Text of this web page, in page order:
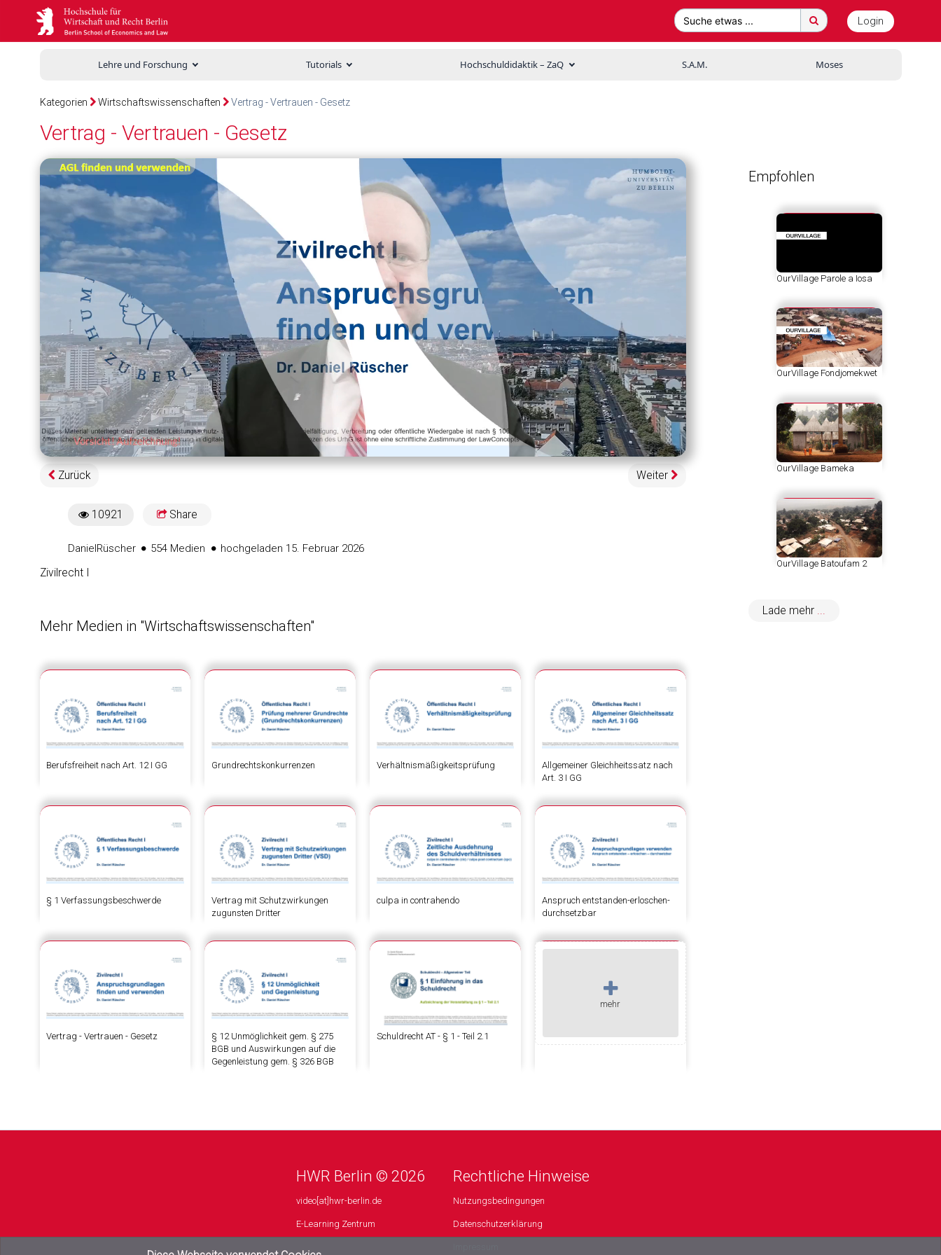
Suche etwas ... Login
Lehre und Forschung Tutorials Hochschuldidaktik – ZaQ S.A.M. Moses
Kategorien Wirtschaftswissenschaften Vertrag - Vertrauen - Gesetz
Vertrag - Vertrauen - Gesetz
Geladen:
1.26%
Ton
aus
Wiedergabegeschwindigkeit
Open
quality
menu
Zurück Weiter
10921 Share
DanielRüscher 554 Medien
hochgeladen 15. Februar 2026
Zivilrecht I
Mehr Medien in "Wirtschaftswissenschaften"
Berufsfreiheit nach Art. 12 I GG Grundrechtskonkurrenzen Verhältnismäßigkeitsprüfung
Allgemeiner Gleichheitssatz nach
Art. 3 I GG
§ 1 Verfassungsbeschwerde
Vertrag mit Schutzwirkungen
zugunsten Dritter
culpa in contrahendo
Anspruch entstanden-erloschen-
durchsetzbar
Vertrag - Vertrauen - Gesetz
§ 12 Unmöglichkeit gem. § 275
BGB und Auswirkungen auf die
Gegenleistung gem. § 326 BGB
Schuldrecht AT - § 1 - Teil 2.1
mehr
Empfohlen
OurVillage Parole a Iosa
OurVillage Fondjomekwet
OurVillage Bameka
OurVillage Batoufam 2
Lade mehr
HWR Berlin © 2026
video[at]hwr-berlin.de
E-Learning Zentrum
Rechtliche Hinweise
Nutzungsbedingungen
Datenschutzerklärung